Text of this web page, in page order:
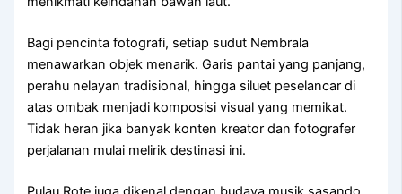
Bagi pencinta fotografi, setiap sudut Nembrala
menawarkan objek menarik. Garis pantai yang panjang,
perahu nelayan tradisional, hingga siluet peselancar di
atas ombak menjadi komposisi visual yang memikat.
Tidak heran jika banyak konten kreator dan fotografer
perjalanan mulai melirik destinasi ini.